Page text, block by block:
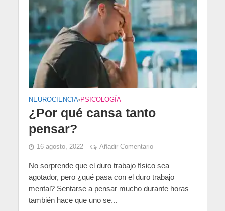
NEUROCIENCIA•PSICOLOGÍA
¿Por qué cansa tanto
pensar?
16 agosto, 2022 Añadir Comentario
No sorprende que el duro trabajo físico sea
agotador, pero ¿qué pasa con el duro trabajo
mental? Sentarse a pensar mucho durante horas
también hace que uno se...